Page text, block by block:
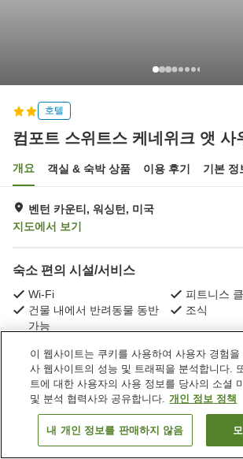
호텔
컴포트 스위트스 케네위크 앳 사
개요 객실 & 숙박 상품 이용 후기 기본 정
벤턴 카운티, 워싱턴, 미국
지도에서 보기
숙소 편의 시설/서비스
Wi-Fi
피트니스
건물 내에서 반려동물 동반
가능
조식
미국 워싱턴
벤턴 카운티
컴포트 스위트스 케네위크 앳 사우스리지
객실 보기
이 웹사이트는 쿠키를 사용하여 사용자 경험
사 웹사이트의 성능 및 트래픽을 분석합니다.
트에 대한 사용자의 사용 정보를 당사의 소셜
및 분석 협력사와 공유합니다. 개인 정보 정책
내 개인 정보를 판매하지 않음